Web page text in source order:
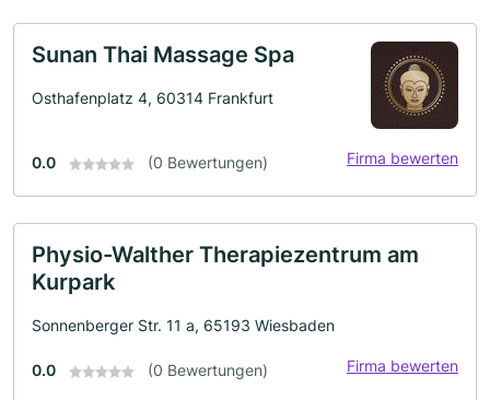
Sunan Thai Massage Spa
Osthafenplatz 4, 60314 Frankfurt
0.0 (0 Bewertungen) Firma bewerten
Physio-Walther Therapiezentrum am
Kurpark
Sonnenberger Str. 11 a, 65193 Wiesbaden
0.0 (0 Bewertungen) Firma bewerten